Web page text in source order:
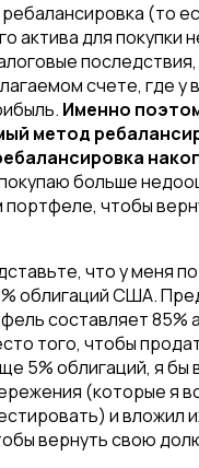
(то
актива для покупки
счете, где у
Именно
метод
больше
чтобы
что у меня
облигаций США.
составляет 85%
того, чтобы
5% облигаций, я бы
(которые я
и вложил
вернуть свою